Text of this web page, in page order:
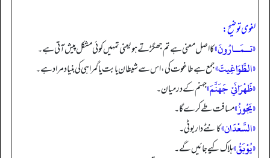
لغوی توضیح:
«تــمَــارُونَ»کا اصل معنی ہے تم جھگڑتے ہو یعنی تمہیں کوئی مشکل پیش آتی ہے۔
«الطَّوَاغِيتَ»جمع ہے طاغوت کی، اس سے شیطان یا بت یا گمراہی کی بنیاد مراد ہے۔
«ظَهْرَانَيْ جَهَنَّمَ»جہنم کے درمیان۔
«يَجُوزُ»مسافت طےکرے گا۔
«السَّعْدَان»کانٹے دار بوٹی۔
«يُوْبَقُ»ہلاک کیے جائیں گے۔